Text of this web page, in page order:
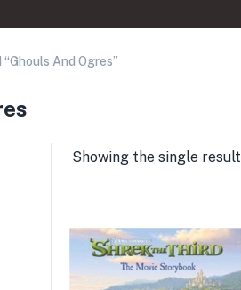
And Ogres”
Showing the single result